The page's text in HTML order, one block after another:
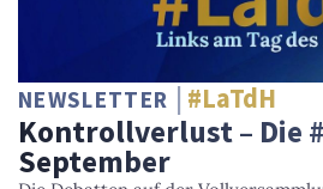
NEWSLETTER #LaTdH
Kontrollverlust – Die
September